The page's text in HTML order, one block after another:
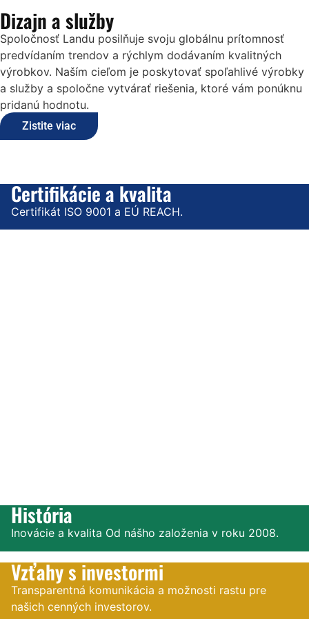
Dizajn a služby
Spoločnosť Landu posilňuje svoju globálnu prítomnosť
predvídaním trendov a rýchlym dodávaním kvalitných
výrobkov. Naším cieľom je poskytovať spoľahlivé výrobky
a služby a spoločne vytvárať riešenia, ktoré vám ponúknu
pridanú hodnotu.
Zistite viac
Certifikácie a kvalita
Certifikát ISO 9001 a EÚ REACH.
História
Inovácie a kvalita Od nášho založenia v roku 2008.
Vzťahy s investormi
Transparentná komunikácia a možnosti rastu pre
našich cenných investorov.